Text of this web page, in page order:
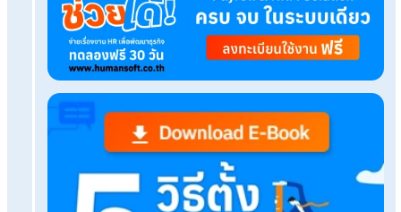
Tags:
humansoft jventures
เรื่องที่คุณอาจสนใจ
ทะเลไทยเที่ยวช่วงไหนดี? แจกปฏิทินเที่ยวทะเล 2569 แ